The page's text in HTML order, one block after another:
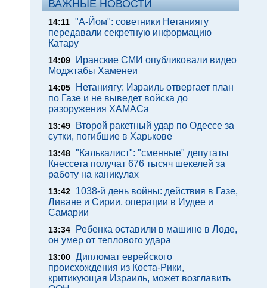
ВАЖНЫЕ НОВОСТИ
14:11 "А-Йом": советники Нетаниягу
передавали секретную информацию
Катару
14:09
Иранские СМИ опубликовали видео
Моджтабы Хаменеи
14:05
Нетаниягу: Израиль отвергает план
по Газе и не выведет войска до
разоружения ХАМАСа
13:49
Второй ракетный удар по Одессе за
сутки, погибшие в Харькове
13:48 "Калькалист": "сменные" депутаты
Кнессета получат 676 тысяч шекелей за
работу на каникулах
13:42
1038-й день войны: действия в Газе,
Ливане и Сирии, операции в Иудее и
Самарии
13:34
Ребенка оставили в машине в Лоде,
он умер от теплового удара
13:00 Дипломат еврейского
происхождения из Коста-Рики,
критикующая Израиль, может возглавить